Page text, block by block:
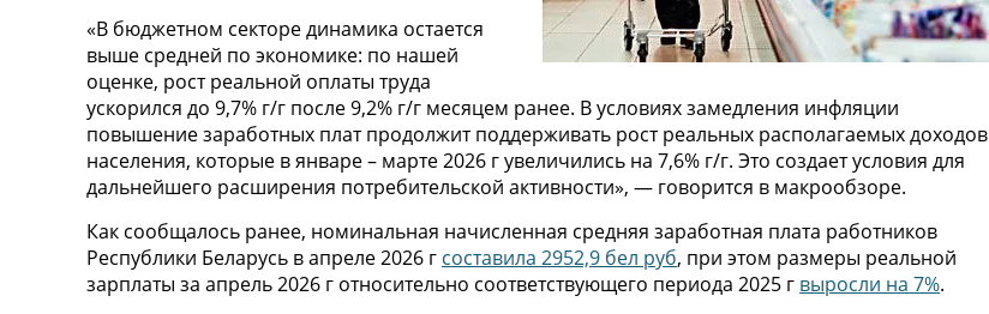
«В бюджетном секторе динамика остается
выше средней по экономике: по нашей
оценке, рост реальной оплаты труда
ускорился до 9,7% г/г после 9,2% г/г месяцем ранее. В условиях замедления инфляции
повышение заработных плат продолжит поддерживать рост реальных располагаемых доходов
населения, которые в январе – марте 2026 г увеличились на 7,6% г/г. Это создает условия для
дальнейшего расширения потребительской активности», — говорится в макрообзоре.
Как сообщалось ранее, номинальная начисленная средняя заработная плата работников
Республики Беларусь в апреле 2026 г составила 2952,9 бел руб, при этом размеры реальной
зарплаты за апрель 2026 г относительно соответствующего периода 2025 г выросли на 7%.